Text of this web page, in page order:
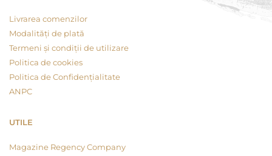
Livrarea comenzilor
Modalități de plată
Termeni și condiții de utilizare
Politica de cookies
Politica de Confidențialitate
ANPC
UTILE
Magazine Regency Company